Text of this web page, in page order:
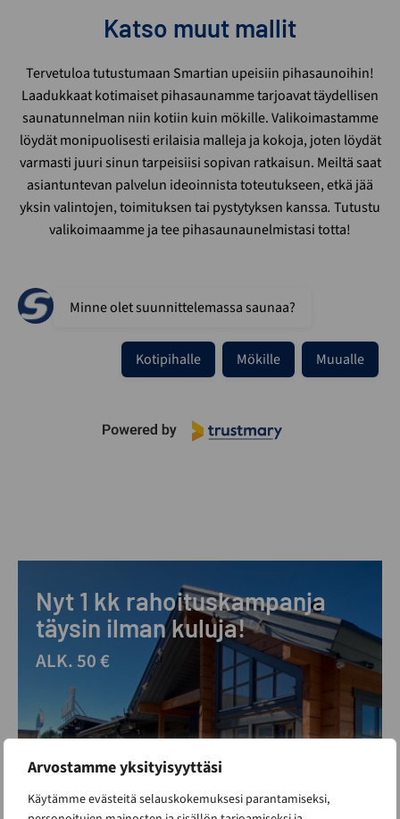
Arvostamme yksityisyyttäsi
Käytämme evästeitä selauskokemuksesi parantamiseksi,
Katso muut mallit
Tervetuloa tutustumaan Smartian upeisiin pihasaunoihin!
Laadukkaat kotimaiset pihasaunamme tarjoavat täydellisen
saunatunnelman niin kotiin kuin mökille. Valikoimastamme
löydät monipuolisesti erilaisia malleja ja kokoja, joten löydät
varmasti juuri sinun tarpeisiisi sopivan ratkaisun. Meiltä saat
asiantuntevan palvelun ideoinnista toteutukseen, etkä jää
yksin valintojen, toimituksen tai pystytyksen kanssa. Tutustu
valikoimaamme ja tee pihasaunaunelmistasi totta!
Minne olet suunnittelemassa saunaa?
Kotipihalle Mökille Muualle
Nyt 1 kk rahoituskampanja
täysin ilman kuluja!
ALK. 50 €